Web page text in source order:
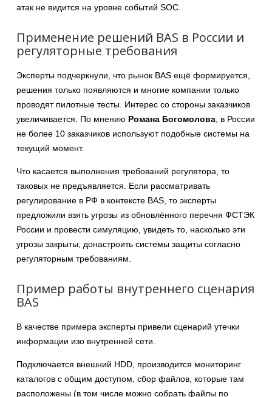
атак не видится на уровне событий SOC.
Применение решений BAS в России и
регуляторные требования
Эксперты подчеркнули, что рынок BAS ещё формируется,
решения только появляются и многие компании только
проводят пилотные тесты. Интерес со стороны заказчиков
увеличивается. По мнению Романа Богомолова , в России
не более 10 заказчиков используют подобные системы на
текущий момент.
Что касается выполнения требований регулятора, то
таковых не предъявляется. Если рассматривать
регулирование в РФ в контексте BAS, то эксперты
предложили взять угрозы из обновлённого перечня ФСТЭК
России и провести симуляцию, увидеть то, насколько эти
угрозы закрыты, донастроить системы защиты согласно
регуляторным требованиям.
Пример работы внутреннего сценария
BAS
В качестве примера эксперты привели сценарий утечки
информации изо внутренней сети.
Подключается внешний HDD, производится мониторинг
каталогов с общим доступом, сбор файлов, которые там
расположены (в том числе можно собрать файлы по